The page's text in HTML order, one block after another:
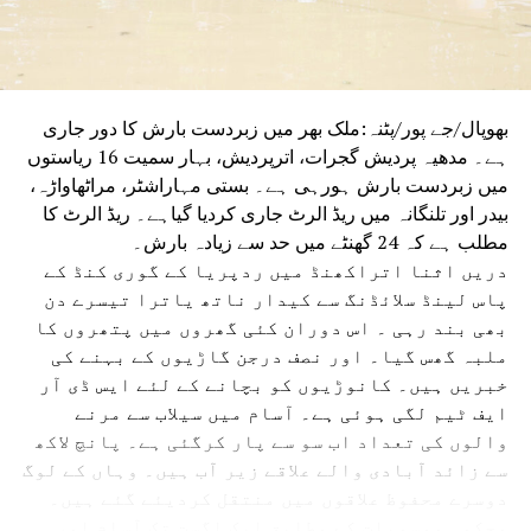
بھوپال/جے پور/پٹنہ:ملک بھر میں زبردست بارش کا دور جاری
ہے۔ مدھیہ پردیش گجرات، اترپردیش، بہار سمیت 16 ریاستوں
میں زبردست بارش ہورہی ہے۔ بستی مہاراشٹر، مراٹھاواڑہ،
بیدر اور تلنگانہ میں ریڈ الرٹ جاری کردیا گیاہے۔ ریڈ الرٹ کا
مطلب ہے کہ 24 گھنٹے میں حد سے زیادہ بارش۔
دریں اثنا اتراکھنڈ میں ردپریا کے گوری کنڈ کے
پاس لینڈ سلائڈنگ سے کیدار ناتھ یاترا تیسرے دن
بھی بند رہی ۔ اس دوران کئی گھروں میں پتھروں کا
ملبہ گھس گیا۔ اور نصف درجن گاڑیوں کے بہنے کی
خبریں ہیں۔ کانوڑیوں کو بچانے کے لئے ایس ڈی آر
ایف ٹیم لگی ہوئی ہے۔ آسام میں سیلاب سے مرنے
والوں کی تعداد اب سو سے پار کرگئی ہے۔ پانچ لاکھ
سے زائد آبادی والے علاقے زیر آب ہیں۔ وہاں کے لوگ